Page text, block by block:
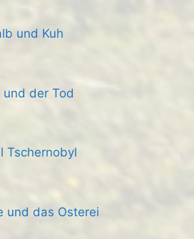
und Kuh
und der Tod
Tschernobyl
und das Osterei